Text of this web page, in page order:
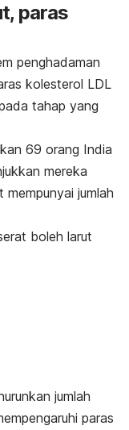
paras
penghadaman
kolesterol LDL
tahap yang
69 orang India
mereka
jumlah
boleh larut
jumlah
paras